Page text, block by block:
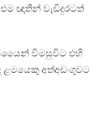
ඥාතීන් වැඩිදුරටත්
විමසුවිට එහි
ළමයෙකු අත්අඩංගුවට